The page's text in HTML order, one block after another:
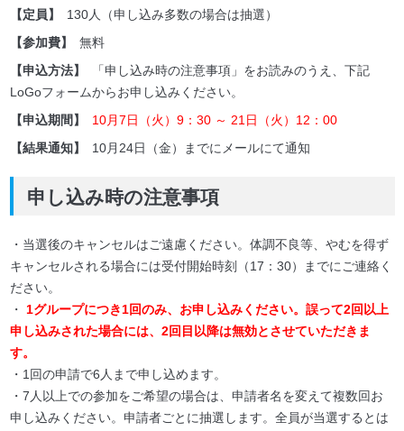
【定員】
130人（申し込み多数の場合は抽選）
【参加費】
無料
【申込方法】
「申し込み時の注意事項」をお読みのうえ、下記
LoGoフォームからお申し込みください。
【申込期間】
10月7日（火）9：30 ～ 21日（火）12：00
【結果通知】
10月24日（金）までにメールにて通知
申し込み時の注意事項
・当選後のキャンセルはご遠慮ください。体調不良等、やむを得ず
キャンセルされる場合には受付開始時刻（17：30）までにご連絡く
ださい。
・
1グループにつき1回のみ、お申し込みください。誤って2回以上
申し込みされた場合には、2回目以降は無効とさせていただきま
す。
・1回の申請で6人まで申し込めます。
・7人以上での参加をご希望の場合は、申請者名を変えて複数回お
申し込みください。申請者ごとに抽選します。全員が当選するとは